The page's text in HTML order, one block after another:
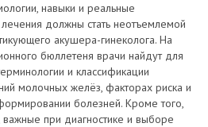
навыки и реальные
должны стать неотъемлемой
акушера-гинеколога. На
бюллетеня врачи найдут для
и классификации
молочных желёз, факторах риска и
болезней. Кроме того,
важные при диагностике и выборе